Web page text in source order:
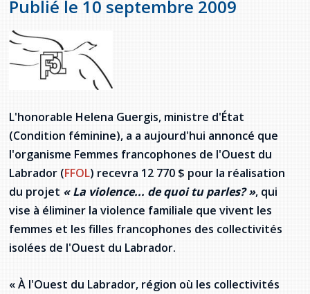
Jeux de la francophonie canadienne
Forum jeunesse pancanadien
Festival jeunesse de l'Acadie
Assemblée générale annuelle
Gestes et paroles ambigus
Admission au barreau
Ressources documentaires
Formulaires de procédure pénale
La Charte canadienne des droits et libertés
Lois fréquemment consultées
Commission des droits de la personne de
Terre-Neuve-et-Labrador
Acheter un véhicule neuf ou d'occasion ou
louer sur le long terme (leasing) un véhicule
neuf
Offres d'emploi (Secteur Justice)
Législation spéciale Covid-19
L'Aide juridique à Terre-Neuve-et-
Labrador
Qu'est-ce que l'Aide juridique ?
Bureaux de l'Aide juridique de Terre-Neuve-
et-Labrador
Répertoire des juristes d'expression
française
Règlement Quiz RVF 2021
Continuons en français
Activités
Guide du système de santé à TNL
Annuaire de santé
Offres Actives
Santé mentale et dépendances
Société Santé en français (SSF)
Travailler en santé à TNL
Passeport Santé
Répertoire des professionnels de santé
Visages de la santé
Services en français
Ma langue, c'est ma fierté !
Carte des services en français
2SLGBTQIA+
Publié le 10 septembre 2009
L'honorable Helena Guergis, ministre d'État
(Condition féminine), a a aujourd'hui annoncé que
l'organisme Femmes francophones de l'Ouest du
Labrador (FFOL) recevra 12 770 $ pour la réalisation
du projet « La violence... de quoi tu parles? », qui
vise à éliminer la violence familiale que vivent les
femmes et les filles francophones des collectivités
isolées de l'Ouest du Labrador.
« À l'Ouest du Labrador, région où les collectivités